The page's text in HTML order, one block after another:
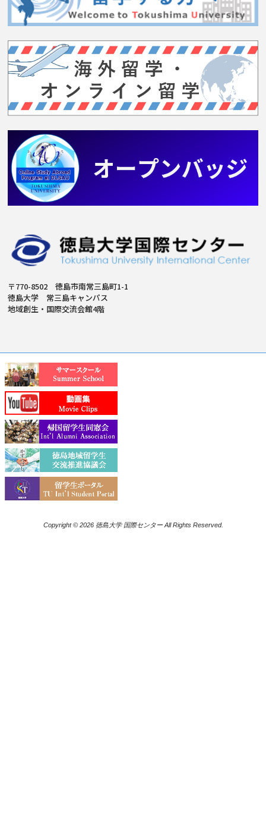
〒770-8502 徳島市南常三島町1-1
徳島大学 常三島キャンパス
地域創生・国際交流会館4階
Copyright © 2026 徳島大学 国際センター All Rights Reserved.